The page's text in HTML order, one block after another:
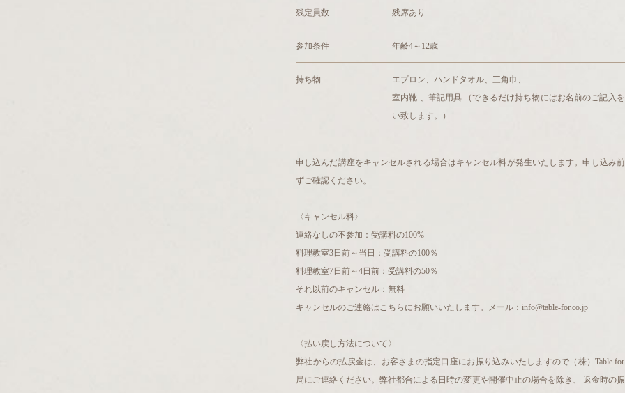
残定員数 残席あり
参加条件 年齢4～12歳
持ち物
エプロン、ハンドタオル、三角巾、
室内靴 、筆記用具 （できるだけ持ち物にはお名前のご記入
い致します。）
申し込んだ講座をキャンセルされる場合はキャンセル料が発生いたします。申し込み
ずご確認ください。
〈キャンセル料〉
連絡なしの不参加：受講料の100%
料理教室3日前～当日：受講料の100％
料理教室7日前～4日前：受講料の50％
それ以前のキャンセル：無料
キャンセルのご連絡はこちらにお願いいたします。メール：info@table-for.co.jp
〈払い戻し方法について〉
弊社からの払戻金は、お客さまの指定口座にお振り込みいたしますので（株）Table
局にご連絡ください。弊社都合による日時の変更や開催中止の場合を除き、 返金時の